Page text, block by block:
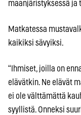
maanjäristyksessä ja
Matkatessa
kaikiksi sävyiksi.
“Ihmiset, joilla on
elävätkin. Ne elävät
ei ole välttämättä
syyllistä. Onneksi